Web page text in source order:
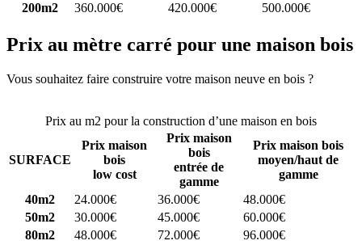
200m2
360.000€ 420.000€ 500.000€
Prix au mètre carré pour une maison bois
Vous souhaitez faire construire votre maison neuve en bois ?
Prix au m2 pour la construction d’une maison en bois
SURFACE
Prix maison
bois
low cost
Prix maison
bois
entrée de
gamme
Prix maison bois
moyen/haut de
gamme
40m2
24.000€ 36.000€
48.000€
50m2
30.000€ 45.000€
60.000€
80m2
48.000€ 72.000€
96.000€